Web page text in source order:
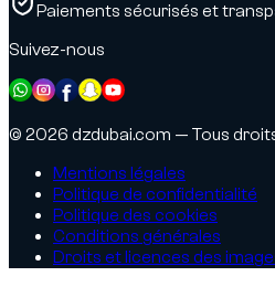
Paiements sécurisés et
Suivez-nous
© 2026 dzdubai.com — Tous
Mentions légales
Politique de confidentialité
Politique des cookies
Conditions générales
Droits et licences des